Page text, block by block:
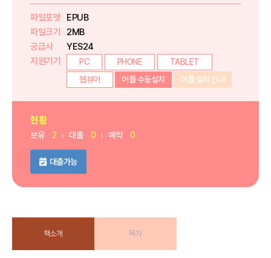
파일포맷
EPUB
파일크기
2MB
공급사
YES24
지원기기
PC PHONE
TABLET
웹뷰어
어플 수동설치 어플 설치 안내
현황
보유 2 대출 0 예약 0
대출가능
책소개 목차